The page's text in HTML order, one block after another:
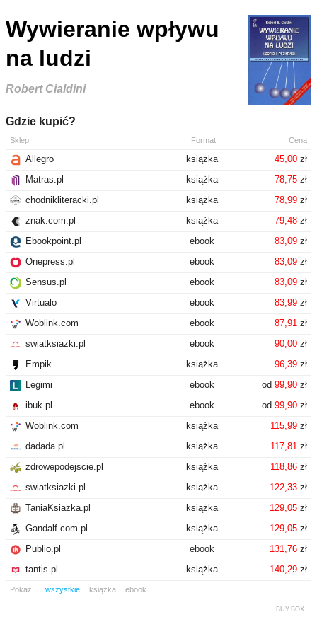
Wywieranie wpływu
na ludzi
Robert Cialdini
Gdzie kupić?
Sklep Format Cena
Allegro książka 45,00 zł
Matras.pl
książka 78,75 zł
chodnikliteracki.pl
książka 78,99 zł
znak.com.pl
książka 79,48 zł
Ebookpoint.pl
ebook 83,09 zł
Onepress.pl
ebook 83,09 zł
Sensus.pl
ebook 83,09 zł
Virtualo
ebook 83,99 zł
Woblink.com
ebook 87,91 zł
swiatksiazki.pl
ebook 90,00 zł
Empik
książka 96,39 zł
Legimi
ebook od 99,90 zł
ibuk.pl
ebook od 99,90 zł
Woblink.com
książka 115,99 zł
dadada.pl
książka 117,81 zł
zdrowepodejscie.pl
książka 118,86 zł
swiatksiazki.pl
książka 122,33 zł
TaniaKsiazka.pl
książka 129,05 zł
Gandalf.com.pl
książka 129,05 zł
Publio.pl
ebook 131,76 zł
tantis.pl
książka 140,29 zł
Pokaż: wszystkie książka ebook
BUY.BOX